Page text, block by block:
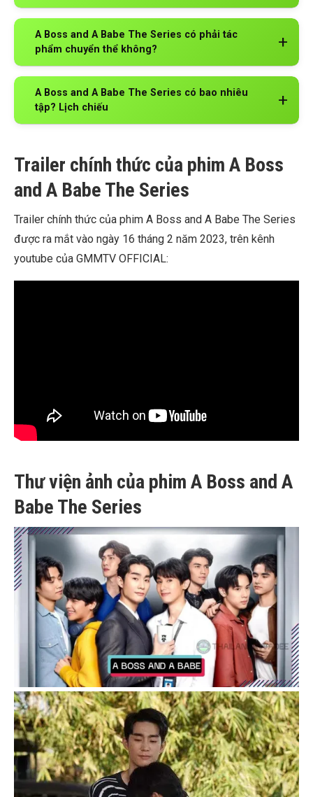
A Boss and A Babe The Series có phải tác
phẩm chuyển thể không?
A Boss and A Babe The Series có bao nhiêu
tập? Lịch chiếu
Trailer chính thức của phim A Boss
and A Babe The Series
Trailer chính thức của phim A Boss and A Babe The Series
được ra mắt vào ngày 16 tháng 2 năm 2023, trên kênh
youtube của GMMTV OFFICIAL:
Thư viện ảnh của phim A Boss and A
Babe The Series